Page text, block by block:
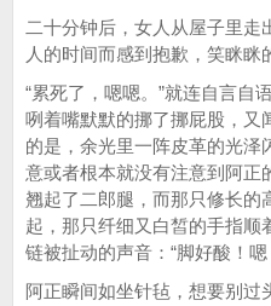
二十分钟后，女人从屋子里走
人的时间而感到抱歉，笑眯眯
“累死了，嗯嗯。”就连自言自
咧着嘴默默的挪了挪屁股，又
的是，余光里一阵皮革的光泽
意或者根本就没有注意到阿正
翘起了二郎腿，而那只修长的
起，那只纤细又白皙的手指顺
链被扯动的声音：“脚好酸！嗯
阿正瞬间如坐针毡，想要别过